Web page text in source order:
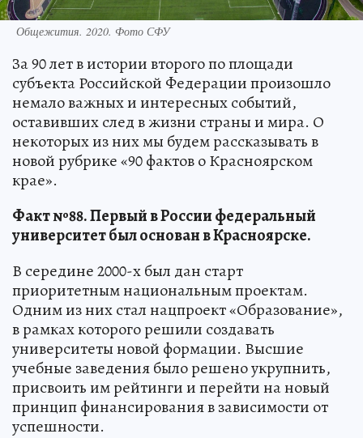
Общежития. 2020. Фото СФУ
За 90 лет в истории второго по площади
субъекта Российской Федерации произошло
немало важных и интересных событий,
оставивших след в жизни страны и мира. О
некоторых из них мы будем рассказывать в
новой рубрике «90 фактов о Красноярском
крае».
Факт №88. Первый в России федеральный
университет был основан в Красноярске.
В середине 2000-х был дан старт
приоритетным национальным проектам.
Одним из них стал нацпроект «Образование»,
в рамках которого решили создавать
университеты новой формации. Высшие
учебные заведения было решено укрупнить,
присвоить им рейтинги и перейти на новый
принцип финансирования в зависимости от
успешности.